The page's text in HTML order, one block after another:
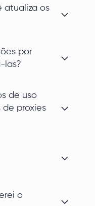
atualiza os
por
las?
de uso
de proxies
o